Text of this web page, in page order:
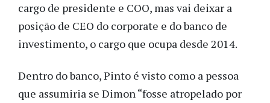
cargo de presidente e COO, mas vai deixar a
posição de CEO do corporate e do banco de
investimento, o cargo que ocupa desde 2014.
Dentro do banco, Pinto é visto como a pessoa
que assumiria se Dimon “fosse atropelado por